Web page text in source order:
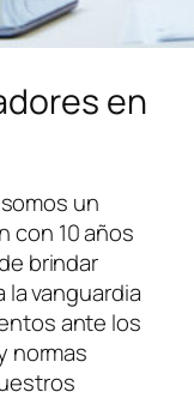
en
un
con 10 años
brindar
la vanguardia
ante los
normas